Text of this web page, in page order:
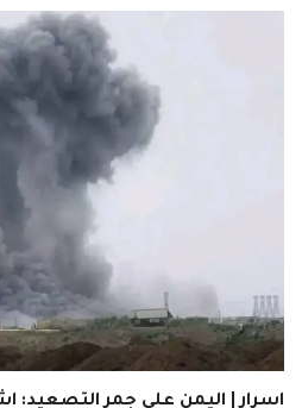
اسرار | اليمن على جمر التصعيد: